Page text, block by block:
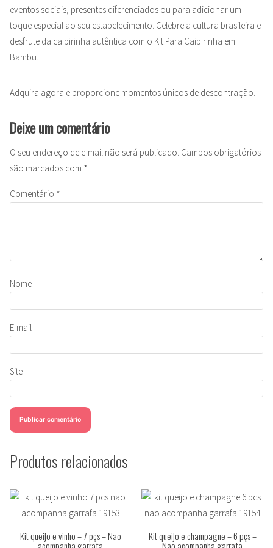
eventos sociais, presentes diferenciados ou para adicionar um
toque especial ao seu estabelecimento. Celebre a cultura brasileira e
desfrute da caipirinha autêntica com o Kit Para Caipirinha em
Bambu.
Adquira agora e proporcione momentos únicos de descontração.
Deixe um comentário
O seu endereço de e-mail não será publicado. Campos obrigatórios
são marcados com *
Comentário *
Nome
E-mail
Site
Produtos relacionados
Kit queijo e vinho – 7 pçs – Não Kit queijo e champagne – 6 pçs –